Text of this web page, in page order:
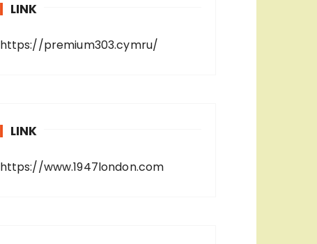
LINK
https://premium303.cymru/
LINK
https://www.1947london.com